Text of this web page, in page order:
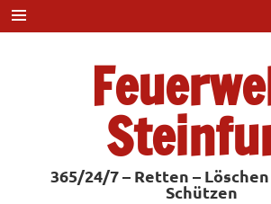
Zum
Inhalt
springen
365/24/7 – Retten –
Schützen